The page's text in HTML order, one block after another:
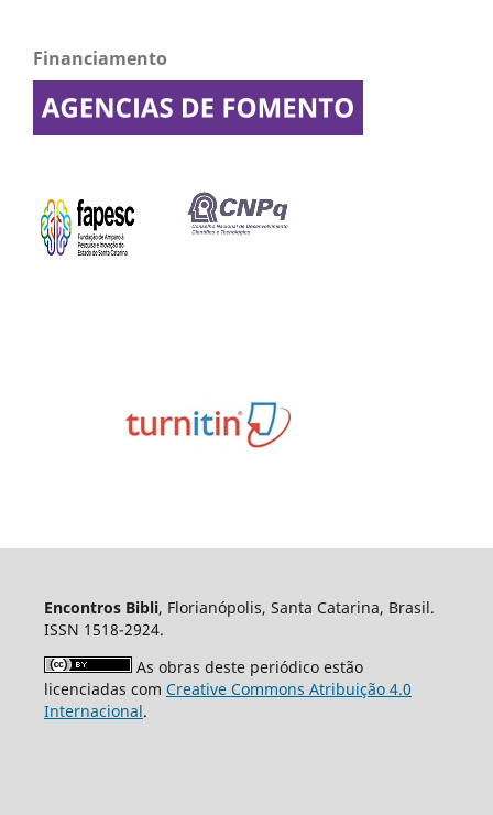
Financiamento
Encontros Bibli, Florianópolis, Santa Catarina, Brasil.
ISSN 1518-2924.
As obras deste periódico estão
licenciadas com Creative Commons Atribuição 4.0
Internacional.